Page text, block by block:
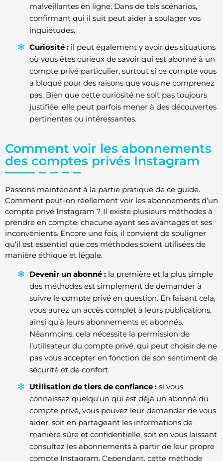
malveillantes en ligne. Dans de tels scénarios,
confirmant qui il suit peut aider à soulager vos
inquiétudes.
Curiosité : il peut également y avoir des situations
où vous êtes curieux de savoir qui est abonné à un
compte privé particulier, surtout si ce compte vous
a bloqué pour des raisons que vous ne comprenez
pas. Bien que cette curiosité ne soit pas toujours
justifiée, elle peut parfois mener à des découvertes
pertinentes ou intéressantes.
Comment voir les abonnements
des comptes privés Instagram
Passons maintenant à la partie pratique de ce guide.
Comment peut-on réellement voir les abonnements d’un
compte privé Instagram ? Il existe plusieurs méthodes à
prendre en compte, chacune ayant ses avantages et ses
inconvénients. Encore une fois, il convient de souligner
qu’il est essentiel que ces méthodes soient utilisées de
manière éthique et légale.
Devenir un abonné : la première et la plus simple
des méthodes est simplement de demander à
suivre le compte privé en question. En faisant cela,
vous aurez un accès complet à leurs publications,
ainsi qu’à leurs abonnements et abonnés.
Néanmoins, cela nécessite la permission de
l’utilisateur du compte privé, qui peut choisir de ne
pas vous accepter en fonction de son sentiment de
sécurité et de confort.
Utilisation de tiers de confiance : si vous
connaissez quelqu’un qui est déjà un abonné du
compte privé, vous pouvez leur demander de vous
aider, soit en partageant les informations de
manière sûre et confidentielle, soit en vous laissant
consultez les abonnements à partir de leur propre
compte Instagram. Cependant, cette méthode